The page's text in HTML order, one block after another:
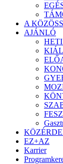
A
AJÁNLÓ
EZ+AZ
Karrier